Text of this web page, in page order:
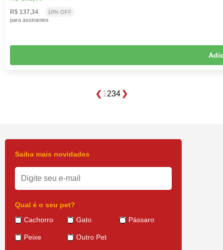
R$ 137,34
10% OFF
para assinantes
1 234
Saiba mais novidades
Qual é o seu pet?
Cachorro
Gato Pássaro
Peixe Outro Pet